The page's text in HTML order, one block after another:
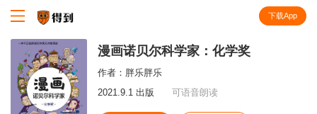
下载App
漫画诺贝尔科学家：化学奖
作者： 胖乐胖乐
2021.9.1 出版
可语音朗读